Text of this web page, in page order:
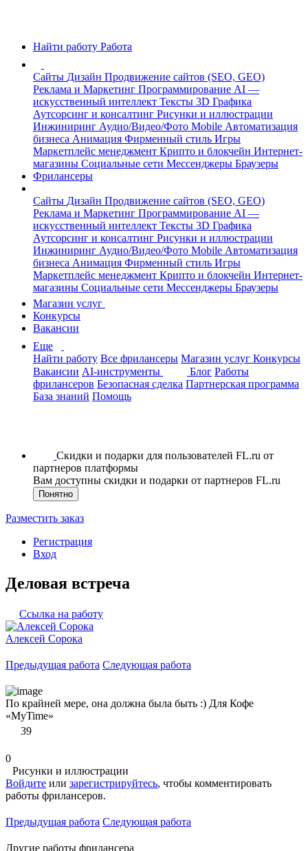
Найти работу Работа
Сайты Дизайн Продвижение сайтов (SEO, GEO)
Реклама и Маркетинг Программирование AI —
искусственный интеллект Тексты 3D Графика
Аутсорсинг и консалтинг Рисунки и иллюстрации
Инжиниринг Аудио/Видео/Фото Mobile Автоматизация
бизнеса Анимация Фирменный стиль Игры
Маркетплейс менеджмент Крипто и блокчейн Интернет-
магазины Социальные сети Мессенджеры Браузеры
Фрилансеры
Сайты Дизайн Продвижение сайтов (SEO, GEO)
Реклама и Маркетинг Программирование AI —
искусственный интеллект Тексты 3D Графика
Аутсорсинг и консалтинг Рисунки и иллюстрации
Инжиниринг Аудио/Видео/Фото Mobile Автоматизация
бизнеса Анимация Фирменный стиль Игры
Маркетплейс менеджмент Крипто и блокчейн Интернет-
магазины Социальные сети Мессенджеры Браузеры
Магазин услуг
Конкурсы
Вакансии
Еще
Найти работу Все фрилансеры Магазин услуг Конкурсы
Вакансии AI-инструменты Блог Работы
фрилансеров Безопасная сделка Партнерская программа
База знаний Помощь
Скидки и подарки для пользователей FL.ru от
партнеров платформы
Вам доступны скидки и подарки от партнеров FL.ru
Понятно
Разместить заказ
Регистрация
Вход
Деловая встреча
Ссылка на работу
Алексей Сорока
Предыдущая работа Следующая работа
По крайней мере, она должна была быть :) Для Кофе
«MyTime»
39
0
Рисунки и иллюстрации
Войдите или зарегистрируйтесь, чтобы комментировать
работы фрилансеров.
Предыдущая работа Следующая работа
Другие работы фрилансера